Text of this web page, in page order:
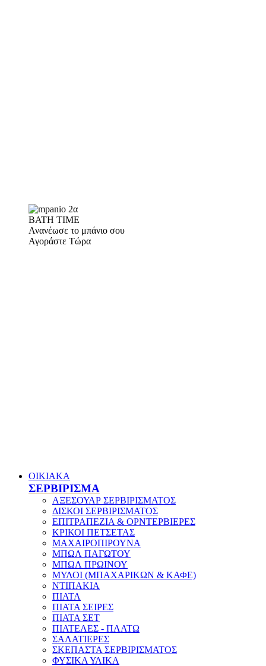
BATH TIME
Ανανέωσε το μπάνιο σου
Αγοράστε Τώρα
ΟΙΚΙΑΚΑ
ΣΕΡΒΙΡΙΣΜΑ
ΑΞΕΣΟΥΑΡ ΣΕΡΒΙΡΙΣΜΑΤΟΣ
ΔΙΣΚΟΙ ΣΕΡΒΙΡΙΣΜΑΤΟΣ
ΕΠΙΤΡΑΠΕΖΙΑ & ΟΡΝΤΕΡΒΙΕΡΕΣ
ΚΡΙΚΟΙ ΠΕΤΣΕΤΑΣ
ΜΑΧΑΙΡΟΠΙΡΟΥΝΑ
ΜΠΩΛ ΠΑΓΩΤΟΥ
ΜΠΩΛ ΠΡΩΙΝΟΥ
ΜΥΛΟΙ (ΜΠΑΧΑΡΙΚΩΝ & ΚΑΦΕ)
ΝΤΙΠΑΚΙΑ
ΠΙΑΤΑ
ΠΙΑΤΑ ΣΕΙΡΕΣ
ΠΙΑΤΑ ΣΕΤ
ΠΙΑΤΕΛΕΣ - ΠΛΑΤΩ
ΣΑΛΑΤΙΕΡΕΣ
ΣΚΕΠΑΣΤΑ ΣΕΡΒΙΡΙΣΜΑΤΟΣ
ΦΥΣΙΚΑ ΥΛΙΚΑ